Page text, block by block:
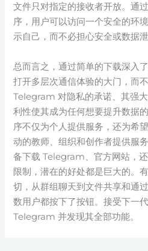
文件只对指定的接收者开放。通
序，用户可以访问一个安全的环
示自己，而不必担心安全或数据泄
总而言之，通过简单的下载深入
打开多层次通信体验的大门，而
Telegram 对隐私的承诺、其强
利性使其成为任何想要提升数据
序不仅为个人提供服务，还为希
动的教师、组织和创作者提供服
备下载 Telegram、官方网站，
限制，潜在的好处都是巨大的。
切，从群组聊天到文件共享和通
数用户都按下了按钮。接受下一
Telegram 并发现其全部功能。